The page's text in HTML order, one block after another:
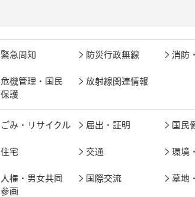
緊急周知 防災行政無線 消防
危機管理・国民
保護
放射線関連情報
ごみ・リサイクル 届出・証明 国民
住宅 交通 環境
人権・男女共同
参画
国際交流 墓地